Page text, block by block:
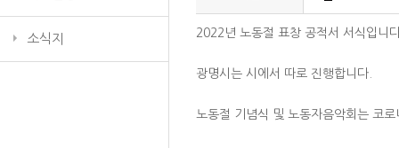
소식지 2022년 노동절 표창 공적서 서식입니
광명시는 시에서 따로 진행합니다.
노동절 기념식 및 노동자음악회는 코